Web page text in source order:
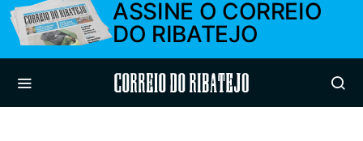
ASSINE O CORREIO
DO RIBATEJO
Correio do Ribatejo